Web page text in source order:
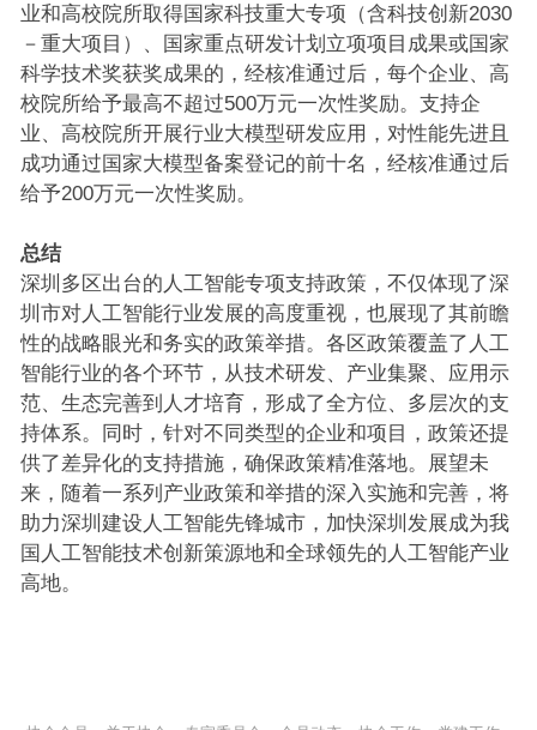
业和高校院所取得国家科技重大专项（含科技创新2030
－重大项目）、国家重点研发计划立项项目成果或国家
科学技术奖获奖成果的，经核准通过后，每个企业、高
校院所给予最高不超过500万元一次性奖励。支持企
业、高校院所开展行业大模型研发应用，对性能先进且
成功通过国家大模型备案登记的前十名，经核准通过后
给予200万元一次性奖励。
总结
深圳多区出台的人工智能专项支持政策，不仅体现了深
圳市对人工智能行业发展的高度重视，也展现了其前瞻
性的战略眼光和务实的政策举措。各区政策覆盖了人工
智能行业的各个环节，从技术研发、产业集聚、应用示
范、生态完善到人才培育，形成了全方位、多层次的支
持体系。同时，针对不同类型的企业和项目，政策还提
供了差异化的支持措施，确保政策精准落地。展望未
来，随着一系列产业政策和举措的深入实施和完善，将
助力深圳建设人工智能先锋城市，加快深圳发展成为我
国人工智能技术创新策源地和全球领先的人工智能产业
高地。